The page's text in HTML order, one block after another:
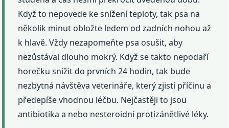
Když to nepovede ke snížení teploty, tak psa na
několik minut obložte ledem od zadních nohou až
k hlavě. Vždy nezapomeňte psa osušit, aby
nezůstával dlouho mokrý. Když se takto nepodaří
horečku snížit do prvních 24 hodin, tak bude
nezbytná návštěva veterináře, který zjistí příčinu a
předepíše vhodnou léčbu. Nejčastěji to jsou
antibiotika a nebo nesteroidní protizánětlivé léky.